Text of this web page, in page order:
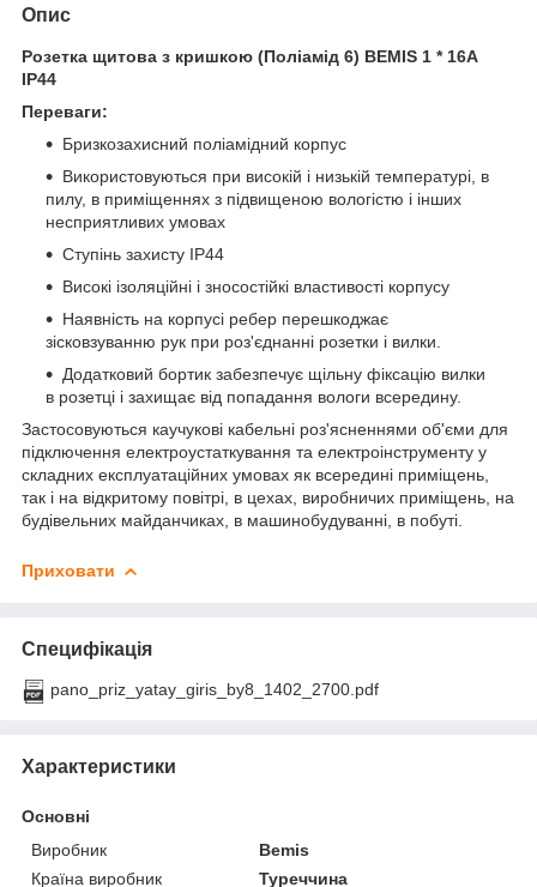
Опис
Розетка щитова з кришкою (Поліамід 6) BEMIS 1 * 16А
IP44
Переваги:
Бризкозахисний поліамідний корпус
Використовуються при високій і низькій температурі, в
пилу, в приміщеннях з підвищеною вологістю і інших
несприятливих умовах
Ступінь захисту IP44
Високі ізоляційні і зносостійкі властивості корпусу
Наявність на корпусі ребер перешкоджає
зісковзуванню рук при роз'єднанні розетки і вилки.
Додатковий бортик забезпечує щільну фіксацію вилки
в розетці і захищає від попадання вологи всередину.
Застосовуються каучукові кабельні роз'ясненнями об'єми для
підключення електроустаткування та електроінструменту у
складних експлуатаційних умовах як всередині приміщень,
так і на відкритому повітрі, в цехах, виробничих приміщень, на
будівельних майданчиках, в машинобудуванні, в побуті.
Приховати
Специфікація
pano_priz_yatay_giris_by8_1402_2700.pdf
Характеристики
Основні
Виробник
Bemis
Країна виробник
Туреччина